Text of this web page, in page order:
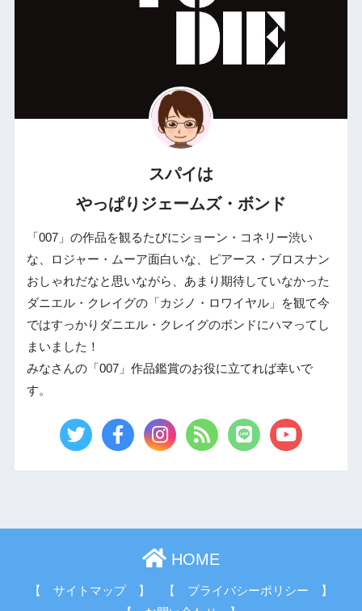
スパイは
やっぱりジェームズ・ボンド
「007」の作品を観るたびにショーン・コネリー渋い
な、ロジャー・ムーア面白いな、ピアース・ブロスナン
おしゃれだなと思いながら、あまり期待していなかった
ダニエル・クレイグの「カジノ・ロワイヤル」を観て今
ではすっかりダニエル・クレイグのボンドにハマってし
まいました！
みなさんの「007」作品鑑賞のお役に立てれば幸いで
す。
HOME
【 サイトマップ 】
【 プライバシーポリシー 】